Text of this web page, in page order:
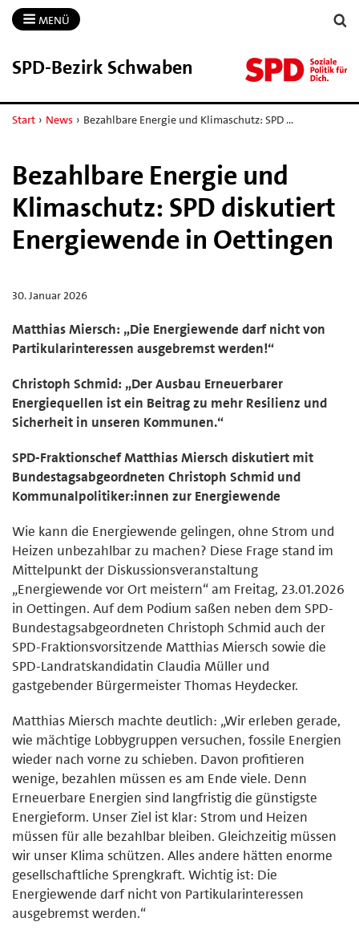
MENÜ
SPD-​Bezirk Schwaben
Start › News › Bezahlbare Energie und Klimaschutz: SPD …
Bezahlbare Energie und
Klimaschutz: SPD diskutiert
Energiewende in Oettingen
30. Januar 2026
Matthias Miersch: „Die Energiewende darf nicht von
Partikularinteressen ausgebremst werden!“
Christoph Schmid: „Der Ausbau Erneuerbarer
Energiequellen ist ein Beitrag zu mehr Resilienz und
Sicherheit in unseren Kommunen.“
SPD-Fraktionschef Matthias Miersch diskutiert mit
Bundestagsabgeordneten Christoph Schmid und
Kommunalpolitiker:innen zur Energiewende
Wie kann die Energiewende gelingen, ohne Strom und
Heizen unbezahlbar zu machen? Diese Frage stand im
Mittelpunkt der Diskussionsveranstaltung
„Energiewende vor Ort meistern“ am Freitag, 23.01.2026
in Oettingen. Auf dem Podium saßen neben dem SPD-
Bundestagsabgeordneten Christoph Schmid auch der
SPD-Fraktionsvorsitzende Matthias Miersch sowie die
SPD-Landratskandidatin Claudia Müller und
gastgebender Bürgermeister Thomas Heydecker.
Matthias Miersch machte deutlich: „Wir erleben gerade,
wie mächtige Lobbygruppen versuchen, fossile Energien
wieder nach vorne zu schieben. Davon profitieren
wenige, bezahlen müssen es am Ende viele. Denn
Erneuerbare Energien sind langfristig die günstigste
Energieform. Unser Ziel ist klar: Strom und Heizen
müssen für alle bezahlbar bleiben. Gleichzeitig müssen
wir unser Klima schützen. Alles andere hätten enorme
gesellschaftliche Sprengkraft. Wichtig ist: Die
Energiewende darf nicht von Partikularinteressen
ausgebremst werden.“